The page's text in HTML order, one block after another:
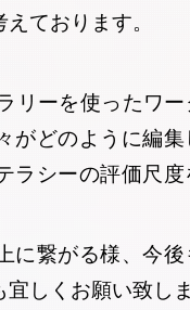
ております。
リーを使ったワ
がどのように編
ラシーの評価尺
に繋がる様、今
しくお願い致し